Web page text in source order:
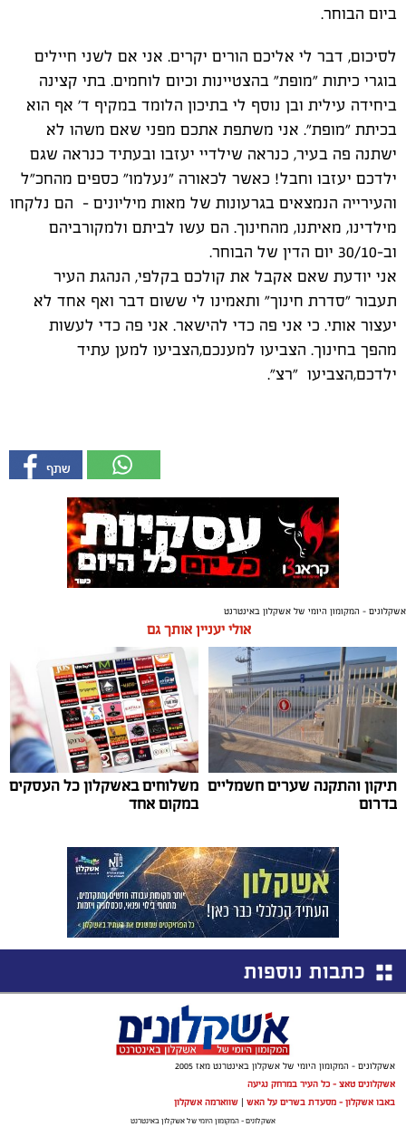
ביום הבוחר.
לסיכום, דבר לי אליכם הורים יקרים. אני אם לשני חיילים
בוגרי כיתות "מופת" בהצטיינות וכיום לוחמים. בתי קצינה
ביחידה עילית ובן נוסף לי בתיכון הלומד במקיף ד' אף הוא
בכיתת "מופת". אני משתפת אתכם מפני שאם משהו לא
ישתנה פה בעיר, כנראה שילדיי יעזבו ובעתיד כנראה שגם
ילדכם יעזבו וחבל! כאשר לכאורה "נעלמו" כספים מהחכ"ל
והעירייה הנמצאים בגרעונות של מאות מיליונים - הם נלקחו
מילדינו, מאיתנו, מהחינוך. הם עשו לביתם ולמקורביהם
וב-30/10 יום הדין של הבוחר.
אני יודעת שאם אקבל את קולכם בקלפי, הנהגת העיר
תעבור "סדרת חינוך" ותאמינו לי ששום דבר ואף אחד לא
יעצור אותי. כי אני פה כדי להישאר. אני פה כדי לעשות
מהפך בחינוך. הצביעו למענכם,הצביעו למען עתיד
ילדכם,הצביעו "רצ".
אשקלונים - המקומון היומי של אשקלון באינטרנט
אולי יעניין אותך גם
תיקון והתקנה שערים חשמליים
בדרום
משלוחים באשקלון כל העסקים
במקום אחד
כתבות נוספות
אשקלונים - המקומון היומי של אשקלון באינטרנט מאז 2005
אשקלונים טאצ - כל העיר במרחק נגיעה
באבו אשקלון - מסעדת בשרים על האש | שווארמה אשקלון
אשקלונים - המקומון היומי של אשקלון באינטרנט